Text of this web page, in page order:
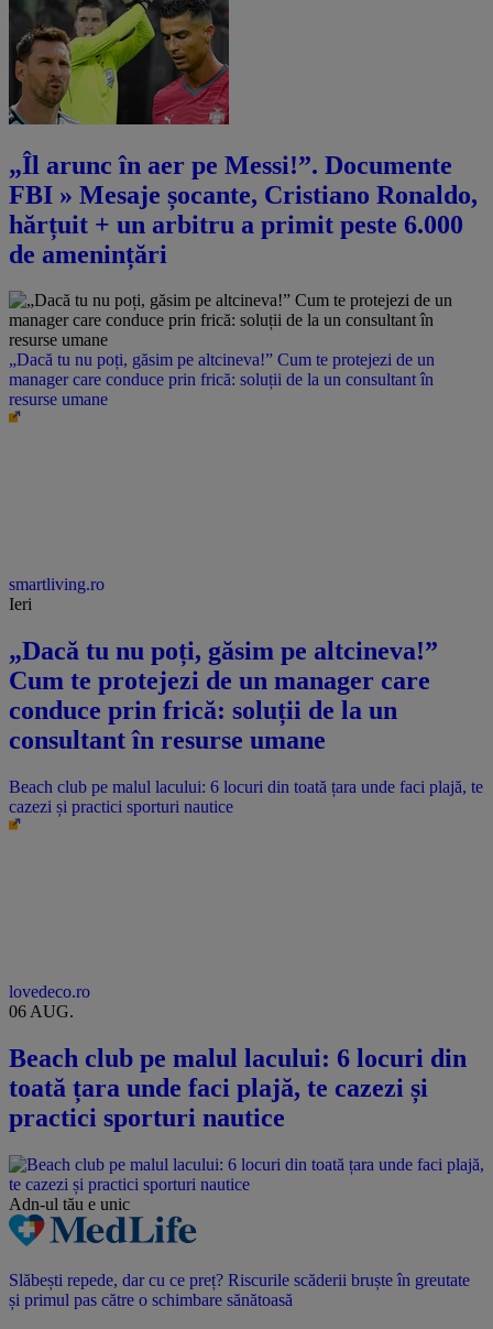
„Îl arunc în aer pe Messi!”. Documente
FBI » Mesaje șocante, Cristiano Ronaldo,
hărțuit + un arbitru a primit peste 6.000
de amenințări
„Dacă tu nu poți, găsim pe altcineva!” Cum te protejezi de un
manager care conduce prin frică: soluții de la un consultant în
resurse umane
smartliving.ro
Ieri
„Dacă tu nu poți, găsim pe altcineva!”
Cum te protejezi de un manager care
conduce prin frică: soluții de la un
consultant în resurse umane
Beach club pe malul lacului: 6 locuri din toată țara unde faci plajă, te
cazezi și practici sporturi nautice
lovedeco.ro
06 AUG.
Beach club pe malul lacului: 6 locuri din
toată țara unde faci plajă, te cazezi și
practici sporturi nautice
Adn-ul tău e unic
Slăbești repede, dar cu ce preț? Riscurile scăderii bruște în greutate
și primul pas către o schimbare sănătoasă